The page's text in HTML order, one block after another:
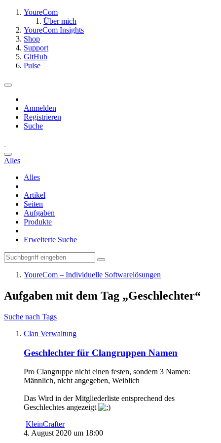
YoureCom
Über mich
YoureCom Insights
Shop
Support
GitHub
Pulse
Anmelden
Registrieren
Suche
Alles
Alles
Artikel
Seiten
Aufgaben
Produkte
Erweiterte Suche
YoureCom – Individuelle Softwarelösungen
Aufgaben mit dem Tag „Geschlechter“
Suche nach Tags
Clan Verwaltung
Geschlechter für Clangruppen Namen
Pro Clangruppe nicht einen festen, sondern 3 Namen:
Männlich, nicht angegeben, Weiblich
Das Wird in der Mitgliederliste entsprechend des
Geschlechtes angezeigt
KleinCrafter
4. August 2020 um 18:00